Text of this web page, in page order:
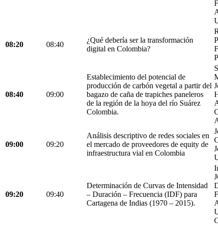
08:20 08:40
¿Qué debería ser la transformación
digital en Colombia?
08:40 09:00
Establecimiento del potencial de
producción de carbón vegetal a partir del
bagazo de caña de trapiches paneleros
de la región de la hoya del río Suárez
Colombia.
09:00 09:20
Análisis descriptivo de redes sociales en
el mercado de proveedores de equity de
infraestructura vial en Colombia
09:20 09:40
Determinación de Curvas de Intensidad
– Duración – Frecuencia (IDF) para
Cartagena de Indias (1970 – 2015).